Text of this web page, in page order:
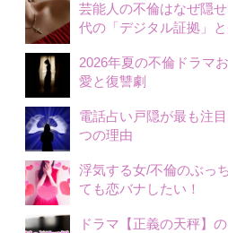
芸能人の不倫はなぜ隠
代の「デジタル証拠」
2026年夏の不倫ドラマ
愛と復讐劇
電話占い戸隠が最も注
つの理由
浮気する女/不倫のぶっ
ても恋バナしたい！
ドラマ【正義の天秤】